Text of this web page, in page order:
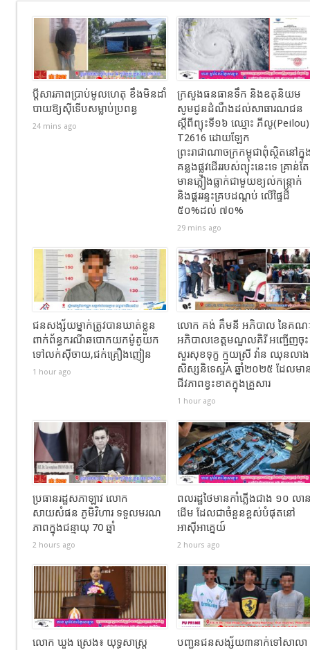
ប្ដីសារភាពប្រាប់មូលហេតុ ខឹងមិនដាំ
បាយឱ្យស៊ីទើបសម្លាប់ប្រពន្ធ
24 mins ago
ក្រសួងធនធានទឹក និងឧតុនិយម
សូមជូនដំណឹងដល់សាធារណជន
ស្ដីពីព្យុះទី១៦ ឈ្មោះ ភីលូ(Peilou)
T2616 ដោយឡែក
ព្រះរាជាណាចក្រកម្ពុជាពុំស្ថិតនៅក្នុ
គន្លងផ្លូវដើររបស់ព្យុះនេះទេ គ្រាន់តែ
មានភ្លៀងធ្លាក់ជាមួយខ្យល់កន្ត្រាក់
និងផ្គររន្ទះគ្របដណ្តប់ លើផ្ទៃដី
៥០%ដល់ ៧០%
29 mins ago
ជនសង្ស័យម្នាក់ត្រូវបានឃាត់ខ្លួន
ពាក់ព័ន្ធករណីឆបោកយកម៉ូតូយក
ទៅលក់ស៊ីចាយ,ជក់គ្រឿងញៀន
1 hour ago
លោក គង់ គឹមនី អភិបាល នៃគណៈ
អភិបាលខេត្តមណ្ឌលគិរី អញ្ជើញចុះ
សួរសុខទុក្ខ ក្មួយស្រី វ៉ាន ឈុនលាង
សិស្សនិទេស្ទA ឆ្នាំ២០២៥ ដែលមា
ជីវភាពខ្វះខាតក្នុងគ្រួសារ
1 hour ago
ប្រធានរដ្ឋសភាឡាវ លោក
សាយសំផន ភូមិវិហារ ទទួលមរណ
ភាពក្នុងជន្មាយុ 70 ឆ្នាំ
2 hours ago
ពលរដ្ឋថៃមានកាំភ្លើងជាង ១០ លា
ដើម ដែលជាចំនួនខ្ពស់បំផុតនៅ
អាស៊ីអាគ្នេយ៍
2 hours ago
លោក ឃួង ស្រេង៖ យុទ្ធសាស្ត្រ
បញ្ជូនជនសង្ស័យ៣នាក់ទៅសាលា